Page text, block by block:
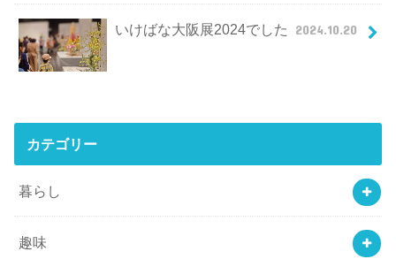
いけばな大阪展2024でした 2024.10.20
カテゴリー
暮らし
趣味